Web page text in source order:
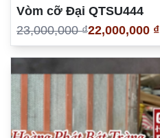
Vòm cỡ Đại QTSU444
23,000,000 ₫22,000,000 ₫